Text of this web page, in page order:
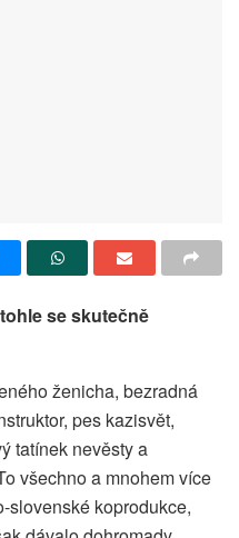
se skutečně
ženicha, bezradná
pes kazisvět,
tatínek nevěsty a
všechno a mnohem více
slovenské koprodukce,